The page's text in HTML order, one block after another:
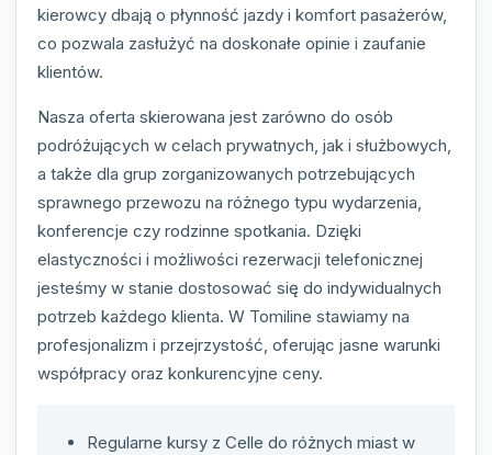
kierowcy dbają o płynność jazdy i komfort pasażerów,
co pozwala zasłużyć na doskonałe opinie i zaufanie
klientów.
Nasza oferta skierowana jest zarówno do osób
podróżujących w celach prywatnych, jak i służbowych,
a także dla grup zorganizowanych potrzebujących
sprawnego przewozu na różnego typu wydarzenia,
konferencje czy rodzinne spotkania. Dzięki
elastyczności i możliwości rezerwacji telefonicznej
jesteśmy w stanie dostosować się do indywidualnych
potrzeb każdego klienta. W Tomiline stawiamy na
profesjonalizm i przejrzystość, oferując jasne warunki
współpracy oraz konkurencyjne ceny.
Regularne kursy z Celle do różnych miast w